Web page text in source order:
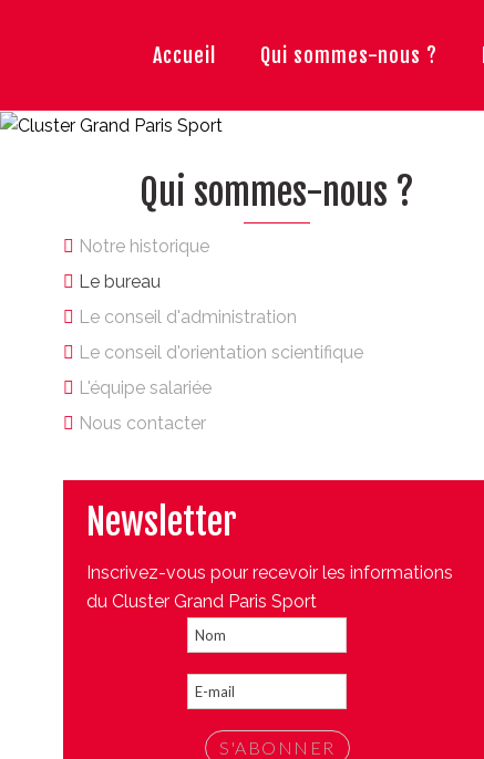
Accueil Qui sommes-nous ?
Qui sommes-nous ?
Notre historique
Le bureau
Le conseil d'administration
Le conseil d'orientation scientifique
L'équipe salariée
Nous contacter
Newsletter
Inscrivez-vous pour recevoir les informations
du Cluster Grand Paris Sport